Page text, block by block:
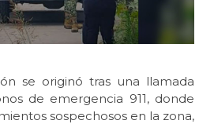
se originó tras una llamada
de emergencia 911, donde
sospechosos en la zona,